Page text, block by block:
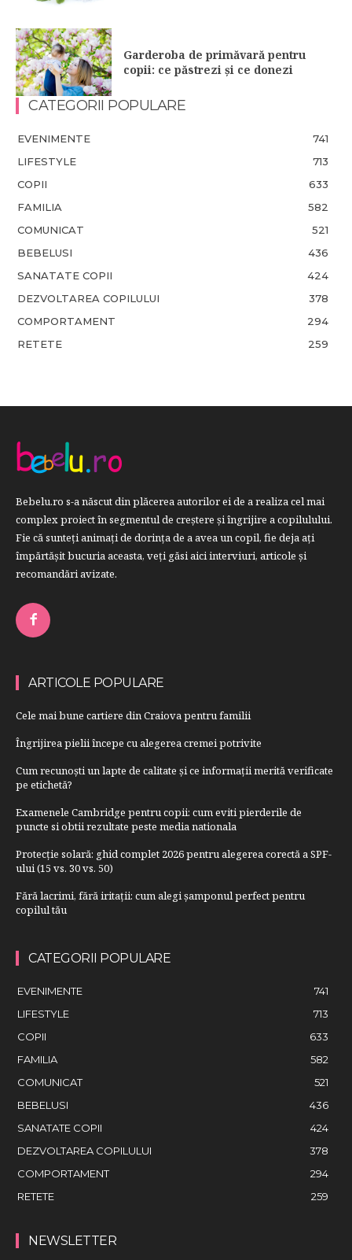
Garderoba de primăvară pentru
copii: ce păstrezi și ce donezi
CATEGORII POPULARE
EVENIMENTE
741
LIFESTYLE
713
COPII
633
FAMILIA
582
COMUNICAT
521
BEBELUSI
436
SANATATE COPII
424
DEZVOLTAREA COPILULUI
378
COMPORTAMENT
294
RETETE
259
Bebelu.ro s-a născut din plăcerea autorilor ei de a realiza cel mai
complex proiect în segmentul de creştere şi îngrijire a copilulului.
Fie că sunteţi animaţi de dorinţa de a avea un copil, fie deja aţi
împărtăşit bucuria aceasta, veți găsi aici interviuri, articole şi
recomandări avizate.
ARTICOLE POPULARE
Cele mai bune cartiere din Craiova pentru familii
Îngrijirea pielii începe cu alegerea cremei potrivite
Cum recunoști un lapte de calitate și ce informații merită verificate
pe etichetă?
Examenele Cambridge pentru copii: cum eviti pierderile de
puncte si obtii rezultate peste media nationala
Protecție solară: ghid complet 2026 pentru alegerea corectă a SPF-
ului (15 vs. 30 vs. 50)
Fără lacrimi, fără iritații: cum alegi șamponul perfect pentru
copilul tău
CATEGORII POPULARE
EVENIMENTE
741
LIFESTYLE
713
COPII
633
FAMILIA
582
COMUNICAT
521
BEBELUSI
436
SANATATE COPII
424
DEZVOLTAREA COPILULUI
378
COMPORTAMENT
294
RETETE
259
NEWSLETTER